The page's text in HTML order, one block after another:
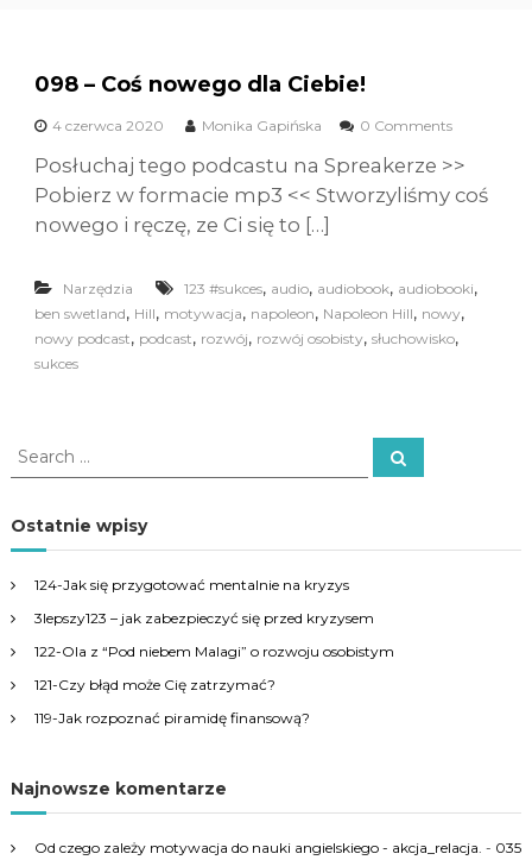
098 – Coś nowego dla Ciebie!
4 czerwca 2020 Monika Gapińska 0 Comments
Posłuchaj tego podcastu na Spreakerze >>
Pobierz w formacie mp3 << Stworzyliśmy coś
nowego i ręczę, ze Ci się to […]
Narzędzia 123 #sukces, audio, audiobook, audiobooki,
ben swetland, Hill, motywacja, napoleon, Napoleon Hill, nowy,
nowy podcast, podcast, rozwój, rozwój osobisty, słuchowisko,
sukces
S
e
r
c
o
r
S
e
Ostatnie wpisy
124-Jak się przygotować mentalnie na kryzys
3lepszy123 – jak zabezpieczyć się przed kryzysem
122-Ola z “Pod niebem Malagi” o rozwoju osobistym
121-Czy błąd może Cię zatrzymać?
119-Jak rozpoznać piramidę finansową?
Najnowsze komentarze
Od czego zależy motywacja do nauki angielskiego - akcja_relacja. - 035